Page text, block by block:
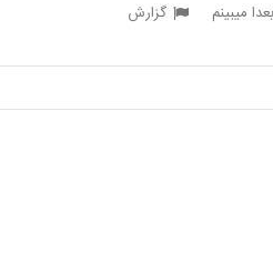
بعدا میبینم گزارش